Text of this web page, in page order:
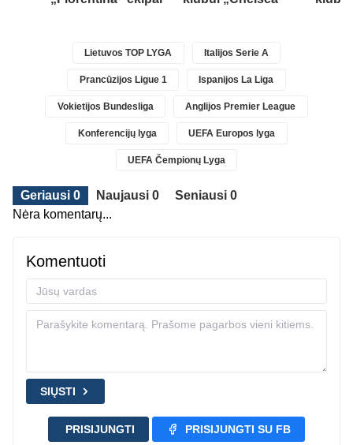
Lietuvos TOP LYGA Italijos Serie A
Prancūzijos Ligue 1 Ispanijos La Liga
Vokietijos Bundesliga Anglijos Premier League
Konferencijų lyga UEFA Europos lyga
UEFA Čempionų Lyga
Geriausi 0 Naujausi 0
Seniausi 0
Nėra komentarų...
Komentuoti
SIŲSTI
PRISIJUNGTI PRISIJUNGTI SU FB